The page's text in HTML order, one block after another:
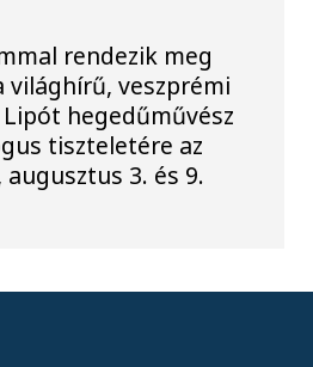
rendezik meg
világhírű, veszprémi
hegedűművész
tiszteletére az
3. és 9.